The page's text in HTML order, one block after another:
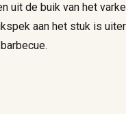
uit de buik van het
aan het stuk is